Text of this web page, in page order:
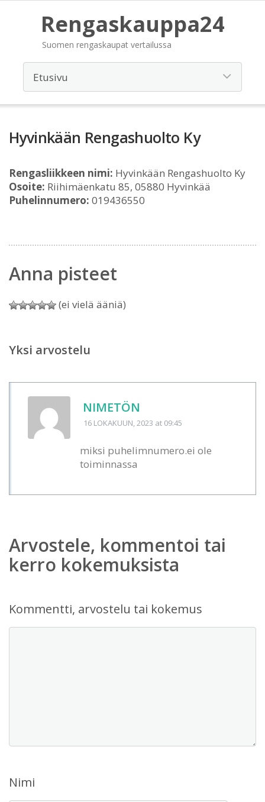
Rengaskauppa24
Suomen rengaskaupat vertailussa
Hyvinkään Rengashuolto Ky
Rengasliikkeen nimi: Hyvinkään Rengashuolto Ky
Osoite: Riihimäenkatu 85, 05880 Hyvinkää
Puhelinnumero: 019436550
Anna pisteet
(ei vielä ääniä)
Yksi arvostelu
NIMETÖN
16 LOKAKUUN, 2023 at 09:45
miksi puhelimnumero.ei ole
toiminnassa
Arvostele, kommentoi tai
kerro kokemuksista
Kommentti, arvostelu tai kokemus
Nimi